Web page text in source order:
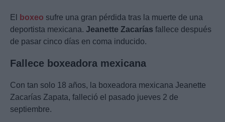
El boxeo sufre una gran pérdida tras la muerte de una
deportista mexicana. Jeanette Zacarías fallece después
de pasar cinco días en coma inducido.
Fallece boxeadora mexicana
Con tan solo 18 años, la boxeadora mexicana Jeanette
Zacarías Zapata, falleció el pasado jueves 2 de
septiembre.